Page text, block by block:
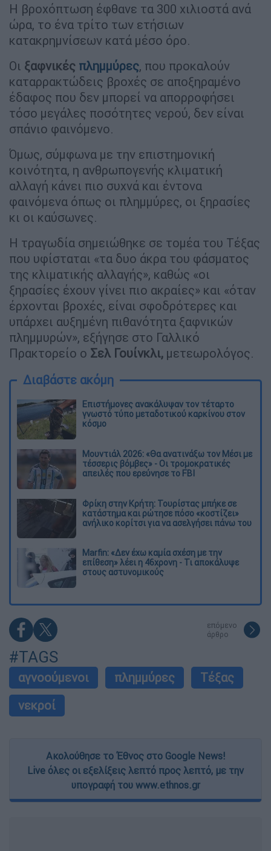
Η βροχόπτωση έφθανε τα 300 χιλιοστά ανά
ώρα, το ένα τρίτο των ετήσιων
κατακρημνίσεων κατά μέσο όρο.
Οι ξαφνικές πλημμύρες, που προκαλούν
καταρρακτώδεις βροχές σε αποξηραμένο
έδαφος που δεν μπορεί να απορροφήσει
τόσο μεγάλες ποσότητες νερού, δεν είναι
σπάνιο φαινόμενο.
Όμως, σύμφωνα με την επιστημονική
κοινότητα, η ανθρωπογενής κλιματική
αλλαγή κάνει πιο συχνά και έντονα
φαινόμενα όπως οι πλημμύρες, οι ξηρασίες
κι οι καύσωνες.
Η τραγωδία σημειώθηκε σε τομέα του Τέξας
που υφίσταται «τα δυο άκρα του φάσματος
της κλιματικής αλλαγής», καθώς «οι
ξηρασίες έχουν γίνει πιο ακραίες» και «όταν
έρχονται βροχές, είναι σφοδρότερες και
υπάρχει αυξημένη πιθανότητα ξαφνικών
πλημμυρών», εξήγησε στο Γαλλικό
Πρακτορείο ο Σελ Γουίνκλι, μετεωρολόγος.
Διαβάστε ακόμη
Επιστήμονες ανακάλυψαν τον τέταρτο
γνωστό τύπο μεταδοτικού καρκίνου στον
κόσμο
Μουντιάλ 2026: «Θα ανατινάξω τον Μέσι με
τέσσερις βόμβες» - Οι τρομοκρατικές
απειλές που ερεύνησε το FBI
Φρίκη στην Κρήτη: Τουρίστας μπήκε σε
κατάστημα και ρώτησε πόσο «κοστίζει»
ανήλικο κορίτσι για να ασελγήσει πάνω του
Marfin: «Δεν έχω καμία σχέση με την
επίθεση» λέει η 46χρονη - Τι αποκάλυψε
στους αστυνομικούς
επόμενο
άρθρο
#TAGS
αγνοούμενοι πλημμύρες
Τέξας
νεκροί
Ακολούθησε το Έθνος στο Google News!
Live όλες οι εξελίξεις λεπτό προς λεπτό, με την
υπογραφή του www.ethnos.gr